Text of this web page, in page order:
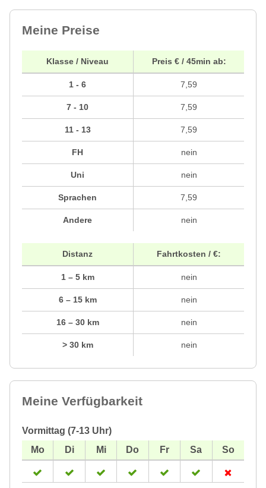
Meine Preise
Klasse / Niveau
1 - 6
7 - 10
11 - 13
FH
Uni
Sprachen
Andere
Preis € / 45min ab:
7,59
7,59
7,59
nein
nein
7,59
nein
Distanz
1 – 5 km
6 – 15 km
16 – 30 km
> 30 km
Fahrtkosten / €:
nein
nein
nein
nein
Meine Verfügbarkeit
Vormittag (7-13 Uhr)